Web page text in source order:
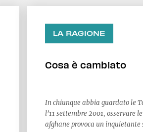
LA RAGIONE
Cosa è cambiato
In chiunque abbia guardato le
l’11 settembre 2001, osservare
afghane provoca un inquietante